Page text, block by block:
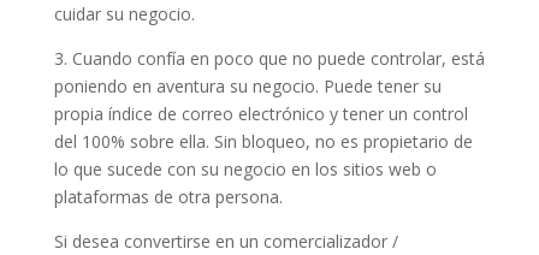
cuidar su negocio.
3. Cuando confía en poco que no puede controlar, está
poniendo en aventura su negocio. Puede tener su
propia índice de correo electrónico y tener un control
del 100% sobre ella. Sin bloqueo, no es propietario de
lo que sucede con su negocio en los sitios web o
plataformas de otra persona.
Si desea convertirse en un comercializador /